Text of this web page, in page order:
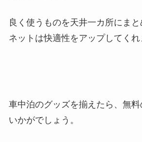
良く使うものを天井一カ所にま
ネットは快適性をアップしてくれ
車中泊のグッズを揃えたら、無
いかがでしょう。